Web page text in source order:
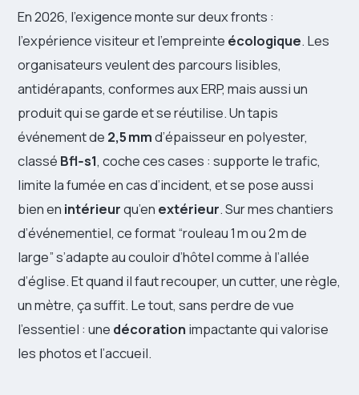
En 2026, l’exigence monte sur deux fronts :
l’expérience visiteur et l’empreinte écologique. Les
organisateurs veulent des parcours lisibles,
antidérapants, conformes aux ERP, mais aussi un
produit qui se garde et se réutilise. Un tapis
événement de 2,5 mmd’épaisseur en polyester,
classé Bfl‑s1, coche ces cases : supporte le trafic,
limite la fumée en cas d’incident, et se pose aussi
bien en intérieurqu’en extérieur. Sur mes chantiers
d’événementiel, ce format “rouleau 1 m ou 2 m de
large” s’adapte au couloir d’hôtel comme à l’allée
d’église. Et quand il faut recouper, un cutter, une règle,
un mètre, ça suffit. Le tout, sans perdre de vue
l’essentiel : une décoration impactante qui valorise
les photos et l’accueil.